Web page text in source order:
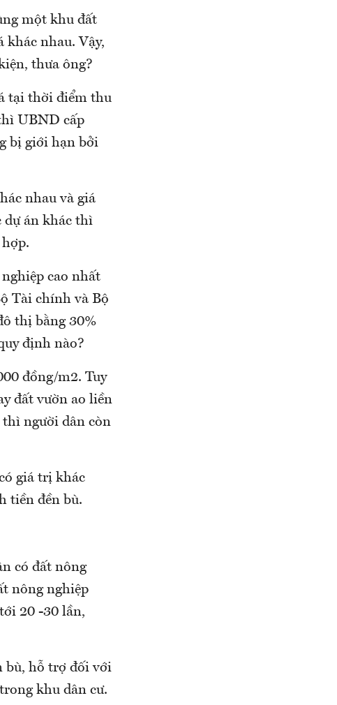
một khu đất
khác nhau. Vậy,
thưa ông?
tại thời điểm thu
UBND cấp
bị giới hạn bởi
nhau và giá
dự án khác thì
cao nhất
Tài chính và Bộ
thị bằng 30%
định nào?
đồng/m2. Tuy
đất vườn ao liền
người dân còn
giá trị khác
tiền đền bù.
có đất nông
nông nghiệp
20 -30 lần,
bù, hỗ trợ đối với
khu dân cư.